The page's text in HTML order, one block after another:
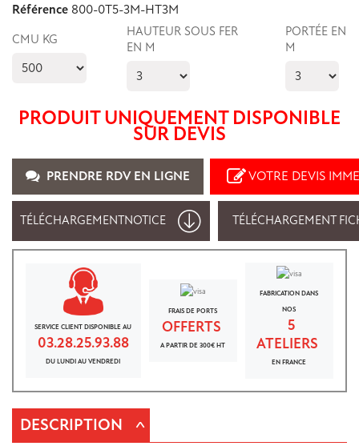
Référence 800-0T5-3M-HT3M
CMU KG
HAUTEUR SOUS FER
EN M
PORTÉE EN
M
PRODUIT UNIQUEMENT DISPONIBLE
SUR DEVIS
PRENDRE RDV EN LIGNE VOTRE DEVIS
TÉLÉCHARGEMENTNOTICE TÉLÉCHARGEMENT
SERVICE CLIENT DISPONIBLE AU
03.28.25.93.88
DU LUNDI AU VENDREDI
FRAIS DE PORTS
OFFERTS
A PARTIR DE 300€ HT
FABRICATION DANS
NOS
5
ATELIERS
EN FRANCE
DESCRIPTION ^